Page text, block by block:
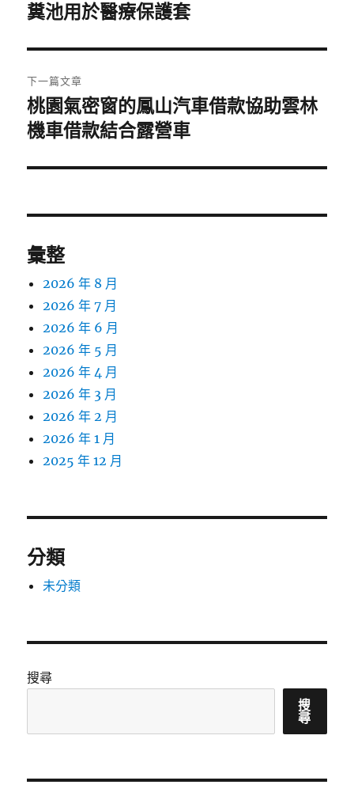
導
覽
一
文
章:
糞池用於醫療保護套
下一篇文章
下
一
文
桃園氣密窗的鳳山汽車借款協助雲林
機車借款結合露營車
彙整
2026 年 8 月
2026 年 7 月
2026 年 6 月
2026 年 5 月
2026 年 4 月
2026 年 3 月
2026 年 2 月
2026 年 1 月
2025 年 12 月
分類
未分類
搜尋
搜
尋